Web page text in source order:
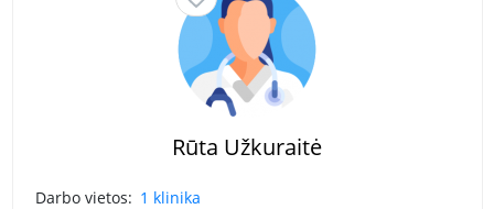
Rūta Užkuraitė
Darbo vietos: 1 klinika